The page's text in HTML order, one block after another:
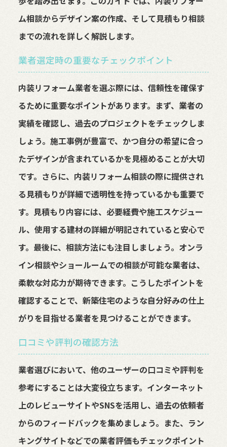
ム相談からデザイン案の作成、そして見積もり相談
までの流れを詳しく解説します。
業者選定時の重要なチェックポイント
内装リフォーム業者を選ぶ際には、信頼性を確保す
るために重要なポイントがあります。まず、業者の
実績を確認し、過去のプロジェクトをチェックしま
しょう。施工事例が豊富で、かつ自分の希望に合っ
たデザインが含まれているかを見極めることが大切
です。さらに、内装リフォーム相談の際に提供され
る見積もりが詳細で透明性を持っているかも重要で
す。見積もり内容には、必要経費や施工スケジュー
ル、使用する建材の詳細が明記されていると安心で
す。最後に、相談方法にも注目しましょう。オンラ
イン相談やショールームでの相談が可能な業者は、
柔軟な対応力が期待できます。こうしたポイントを
確認することで、新築住宅のような自分好みの仕上
がりを目指せる業者を見つけることができます。
口コミや評判の確認方法
業者選びにおいて、他のユーザーの口コミや評判を
参考にすることは大変役立ちます。インターネット
上のレビューサイトやSNSを活用し、過去の依頼者
からのフィードバックを集めましょう。また、ラン
キングサイトなどでの業者評価もチェックポイント